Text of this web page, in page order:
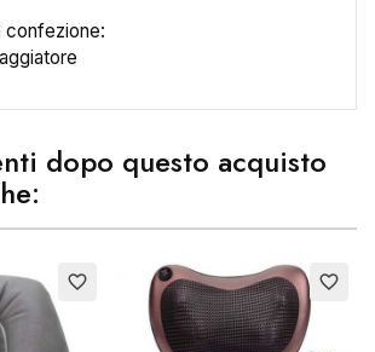
confezione:
dopo questo acquisto
favorite_border favorite_border
Annulla